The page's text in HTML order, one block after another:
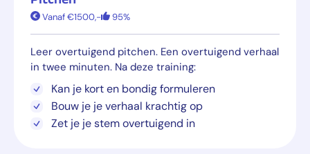
Vanaf €1500,- 95%
Leer overtuigend pitchen. Een overtuigend verhaal
in twee minuten. Na deze training:
Kan je kort en bondig formuleren
Bouw je je verhaal krachtig op
Zet je je stem overtuigend in